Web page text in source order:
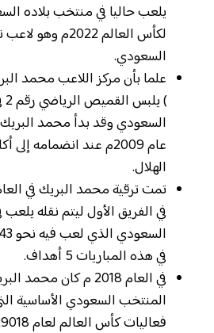
يلعب حاليا في منتخب بلاده
لكأس العالم 2022م
السعودي.
علما بأن مركز اللاعب محمد
)
السعودي وقد بدأ محمد البريك
عام 2009م عند انضمامه
الهلال.
في الفريق الأول ليتم نقله يلعب
في هذه المباريات 5 أهداف.
في العام 2018 م كان
المنتخب السعودي الأساسية
فعاليات كأس العالم لعام 29018 في روسيا.